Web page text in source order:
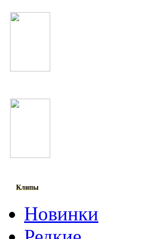
Клипы
Новинки